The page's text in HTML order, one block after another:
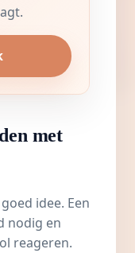
met
idee. Een
nodig en
reageren.